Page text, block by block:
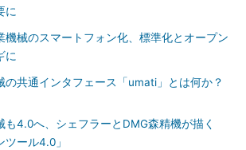
に
機械のスマートフォン化、標準化とオープン
に
の共通インタフェース「umati」とは何か？
も4.0へ、シェフラーとDMG森精機が描く
ツール4.0」